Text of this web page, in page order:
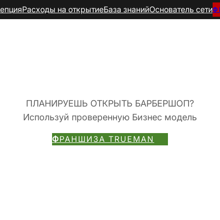
Расходы на открытиеБаза знанийОснователь сети
ПЛАНИРУЕШЬ ОТКРЫТЬ БАРБЕРШОП?
Используй проверенную Бизнес модель
ФРАНШИЗА TRUEMAN